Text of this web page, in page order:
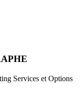
Services et Options